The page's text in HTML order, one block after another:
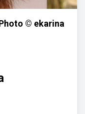
© ekarina